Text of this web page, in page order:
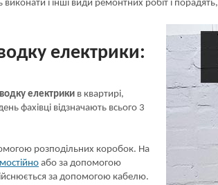
і інші види ремонтних робіт і порадять,
електрики:
електрики в квартирі,
фахівці відзначають всього 3
розподільних коробок. На
або за допомогою
за допомогою кабелю.